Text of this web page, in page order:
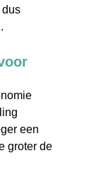
een
groter de